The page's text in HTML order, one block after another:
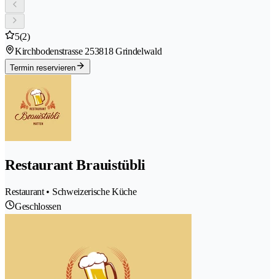
5(2)
Kirchbodenstrasse 253818 Grindelwald
Termin reservieren
Restaurant Brauistübli
Restaurant • Schweizerische Küche
Geschlossen